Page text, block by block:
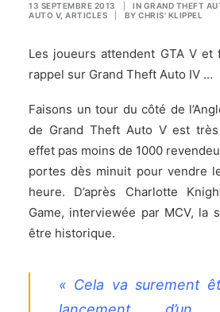
13 SEPTEMBRE 2013 IN GRAND THEFT
AUTO V, ARTICLES BY CHRIS' KLIPPEL
Les joueurs attendent GTA V
rappel sur Grand Theft Auto IV …
Faisons un tour du côté de
de Grand Theft Auto V est
effet pas moins de 1000
portes dès minuit pour vendre
heure. D’après Charlotte
Game, interviewée par MCV, la
être historique.
« Cela va surement